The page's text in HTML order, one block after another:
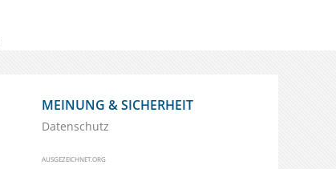
MEINUNG & SICHERHEIT
Datenschutz
AUSGEZEICHNET.ORG